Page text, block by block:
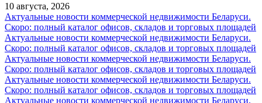
10 августа, 2026
Актуальные новости коммерческой недвижимости Беларуси.
Скоро: полный каталог офисов, складов и торговых площадей
Актуальные новости коммерческой недвижимости Беларуси.
Скоро: полный каталог офисов, складов и торговых площадей
Актуальные новости коммерческой недвижимости Беларуси.
Скоро: полный каталог офисов, складов и торговых площадей
Актуальные новости коммерческой недвижимости Беларуси.
Скоро: полный каталог офисов, складов и торговых площадей
Актуальные новости коммерческой недвижимости Беларуси.